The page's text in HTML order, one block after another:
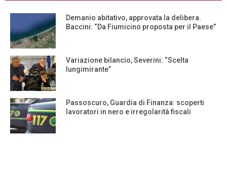
Demanio abitativo, approvata la delibera.
Baccini: “Da Fiumicino proposta per il Paese”
Variazione bilancio, Severini: “Scelta
lungimirante”
Passoscuro, Guardia di Finanza: scoperti
lavoratori in nero e irregolarità fiscali